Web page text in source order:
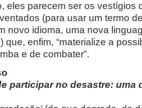
eles parecem ser os vestígios
(para usar um termo
novo idioma, uma nova
que, enfim, “materialize a
e de combater”.
participar no desastre: uma